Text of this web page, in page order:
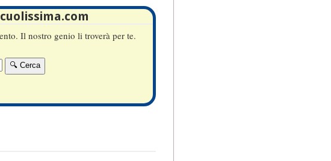
Il nostro genio li troverà per te.